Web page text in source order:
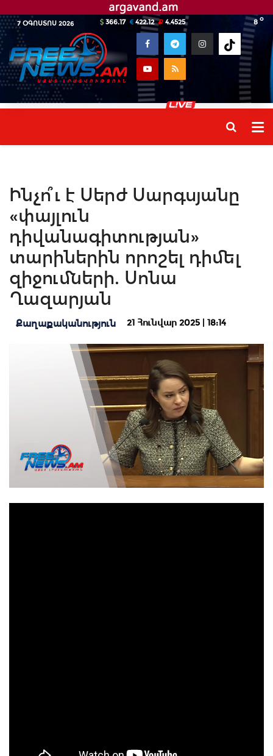
7 ՕԳՈՍՏՈՍ 2026 8 o
366.17 422.12 4.4525
Ինչո՞ւ է Սերժ Սարգսյանը
«փայլուն
դիվանագիտության»
տարիներին որոշել դիմել
զիջումների. Սոնա
Ղազարյան
Քաղաքականություն 21 Հունվար 2025 | 18:14